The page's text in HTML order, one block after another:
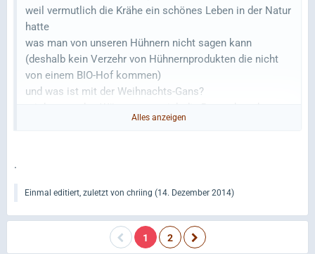
weil vermutlich die Krähe ein schönes Leben in der Natur
hatte
was man von unseren Hühnern nicht sagen kann
(deshalb kein Verzehr von Hühnernprodukten die nicht
von einem BIO-Hof kommen)
und was ist mit der Weihnachts-Gans?
reinziehen - und dann ne Spende für den Tierschutz um
Alles anzeigen
.
Einmal editiert, zuletzt von chriing (14. Dezember 2014)
1 2